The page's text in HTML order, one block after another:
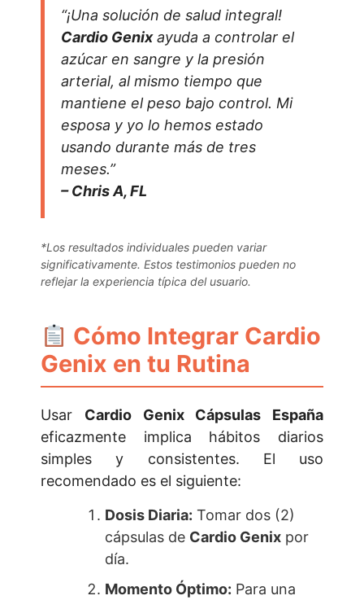
“¡Una solución de salud integral!
Cardio Genixayuda a controlar el
azúcar en sangre y la presión
arterial, al mismo tiempo que
mantiene el peso bajo control. Mi
esposa y yo lo hemos estado
usando durante más de tres
meses.”
– Chris A, FL
*Los resultados individuales pueden variar
significativamente. Estos testimonios pueden no
reflejar la experiencia típica del usuario.
Cómo Integrar Cardio
Genix en tu Rutina
Usar Cardio Genix Cápsulas España
eficazmente implica hábitos diarios
simples y consistentes. El uso
recomendado es el siguiente:
Dosis Diaria: Tomar dos (2)
cápsulas de Cardio Genix por
día.
Momento Óptimo: Para una